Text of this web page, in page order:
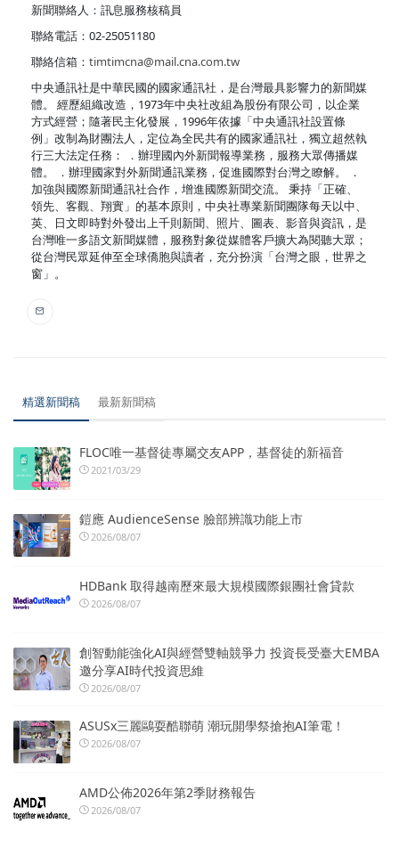
新聞聯絡人：訊息服務核稿員
聯絡電話：02-25051180
聯絡信箱： timtimcna@mail.cna.com.tw
中央通訊社是中華民國的國家通訊社，是台灣最具影響力的新聞媒
體。 經歷組織改造，1973年中央社改組為股份有限公司，以企業
方式經營；隨著民主化發展，1996年依據「中央通訊社設置條
例」改制為財團法人，定位為全民共有的國家通訊社，獨立超然執
行三大法定任務： ．辦理國內外新聞報導業務，服務大眾傳播媒
體。 ．辦理國家對外新聞通訊業務，促進國際對台灣之瞭解。 ．
加強與國際新聞通訊社合作，增進國際新聞交流。 秉持「正確、
領先、客觀、翔實」的基本原則，中央社專業新聞團隊每天以中、
英、日文即時對外發出上千則新聞、照片、圖表、影音與資訊，是
台灣唯一多語文新聞媒體，服務對象從媒體客戶擴大為閱聽大眾；
從台灣民眾延伸至全球僑胞與讀者，充分扮演「台灣之眼，世界之
窗」。
精選新聞稿 最新新聞稿
FLOC唯一基督徒專屬交友APP，基督徒的新福音
2021/03/29
鎧應 AudienceSense 臉部辨識功能上市
2026/08/07
HDBank 取得越南歷來最大規模國際銀團社會貸款
2026/08/07
創智動能強化AI與經營雙軸競爭力 投資長受臺大EMBA
邀分享AI時代投資思維
2026/08/07
ASUSx三麗鷗耍酷聯萌 潮玩開學祭搶抱AI筆電！
2026/08/07
AMD公佈2026年第2季財務報告
2026/08/07